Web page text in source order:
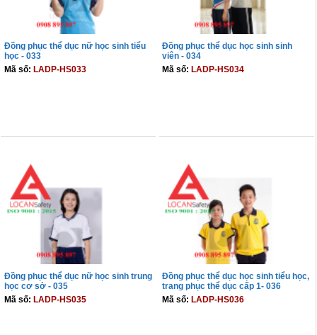
Đồng phục thể dục nữ học sinh tiểu
học - 033
Mã số: LADP-HS033
Đồng phục thể dục học sinh sinh
viên - 034
Mã số: LADP-HS034
Đồng phục thể dục nữ học sinh trung
học cơ sở - 035
Mã số: LADP-HS035
Đồng phục thể dục học sinh tiểu học,
trang phục thể dục cấp 1- 036
Mã số: LADP-HS036